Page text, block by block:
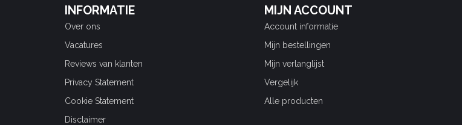
INFORMATIE
Over ons
Vacatures
Reviews van klanten
Privacy Statement
Cookie Statement
Disclaimer
MIJN ACCOUNT
Account informatie
Mijn bestellingen
Mijn verlanglijst
Vergelijk
Alle producten